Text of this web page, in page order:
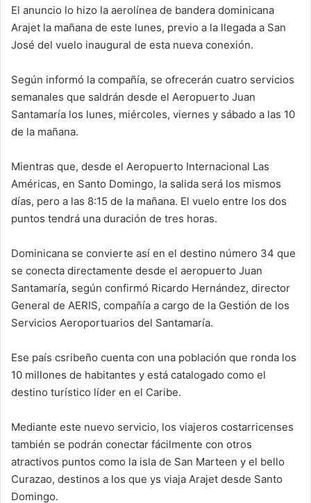
El anuncio lo hizo la aerolínea de bandera dominicana
Arajet la mañana de este lunes, previo a la llegada a San
José del vuelo inaugural de esta nueva conexión.
Según informó la compañía, se ofrecerán cuatro servicios
semanales que saldrán desde el Aeropuerto Juan
Santamaría los lunes, miércoles, viernes y sábado a las 10
de la mañana.
Mientras que, desde el Aeropuerto Internacional Las
Américas, en Santo Domingo, la salida será los mismos
días, pero a las 8:15 de la mañana. El vuelo entre los dos
puntos tendrá una duración de tres horas.
Dominicana se convierte así en el destino número 34 que
se conecta directamente desde el aeropuerto Juan
Santamaría, según confirmó Ricardo Hernández, director
General de AERIS, compañía a cargo de la Gestión de los
Servicios Aeroportuarios del Santamaría.
Ese país csribeño cuenta con una población que ronda los
10 millones de habitantes y está catalogado como el
destino turístico líder en el Caribe.
Mediante este nuevo servicio, los viajeros costarricenses
también se podrán conectar fácilmente con otros
atractivos puntos como la isla de San Marteen y el bello
Curazao, destinos a los que ys viaja Arajet desde Santo
Domingo.